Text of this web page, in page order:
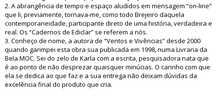
2. A abrangência de tempo e espaço aludidos em mensagem “on-line”
que li, previamente, tornava-me, como todo Brejeiro daquela
contemporaneidade, participante direto de uma história, verdadeira e
real. Os “Cadernos de Ediclar” se referem a nós.
3. Conheço de nome, a autora de “Ventos e Vivências” desde 2000
quando garimpei esta obra sua publicada em 1998, numa Livraria da
Bela MOC. Sei do zelo de Karla com a escrita, pesquisadora nata que
é ao ponto de não desprezar quaisquer minúcias. O carinho com que
ela se dedica ao que faz e a sua entrega não deixam dúvidas da
excelência final do produto que cria.